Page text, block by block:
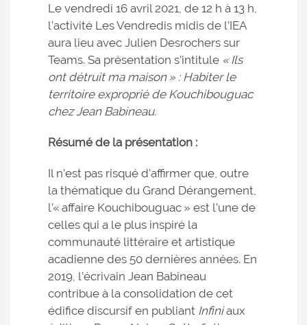
Le vendredi 16 avril 2021, de 12 h à 13 h,
l’activité Les Vendredis midis de l’IEA
aura lieu avec Julien Desrochers sur
Teams. Sa présentation s’intitule « Ils
ont détruit ma maison » : Habiter le
territoire exproprié de Kouchibouguac
chez Jean Babineau.
Résumé de la présentation :
Il n’est pas risqué d’affirmer que, outre
la thématique du Grand Dérangement,
l’« affaire Kouchibouguac » est l’une de
celles qui a le plus inspiré la
communauté littéraire et artistique
acadienne des 50 dernières années. En
2019, l’écrivain Jean Babineau
contribue à la consolidation de cet
édifice discursif en publiant Infiniaux